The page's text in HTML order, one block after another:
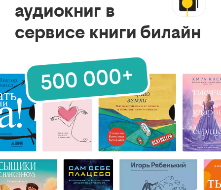
аудиокниг в
сервисе книги билайн